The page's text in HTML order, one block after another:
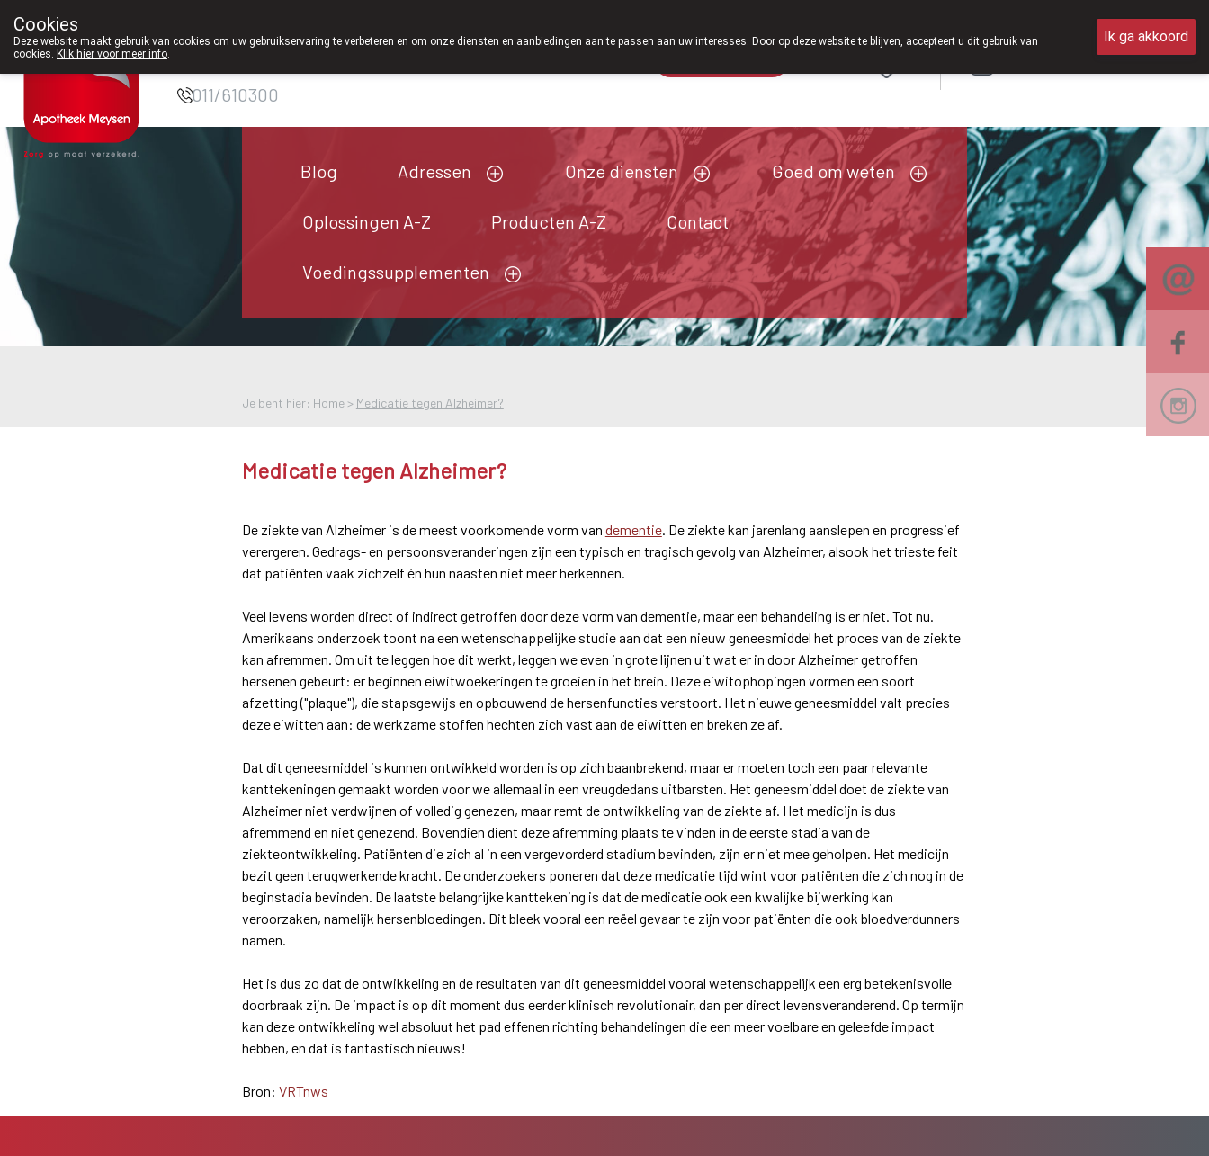
Apotheek Meysen
011/610300
Blog Adressen Onze diensten Goed om weten
Oplossingen A-Z Producten A-Z Contact
Voedingssupplementen
Je bent hier: Home > Medicatie tegen Alzheimer?
Medicatie tegen Alzheimer?
De ziekte van Alzheimer is de meest voorkomende vorm van dementie. De ziekte kan jarenlang aanslepen en progressief
verergeren. Gedrags- en persoonsveranderingen zijn een typisch en tragisch gevolg van Alzheimer, alsook het trieste feit
dat patiënten vaak zichzelf én hun naasten niet meer herkennen.
Veel levens worden direct of indirect getroffen door deze vorm van dementie, maar een behandeling is er niet. Tot nu.
Amerikaans onderzoek toont na een wetenschappelijke studie aan dat een nieuw geneesmiddel het proces van de ziekte
kan afremmen. Om uit te leggen hoe dit werkt, leggen we even in grote lijnen uit wat er in door Alzheimer getroffen
hersenen gebeurt: er beginnen eiwitwoekeringen te groeien in het brein. Deze eiwitophopingen vormen een soort
afzetting ("plaque"), die stapsgewijs en opbouwend de hersenfuncties verstoort. Het nieuwe geneesmiddel valt precies
deze eiwitten aan: de werkzame stoffen hechten zich vast aan de eiwitten en breken ze af.
Dat dit geneesmiddel is kunnen ontwikkeld worden is op zich baanbrekend, maar er moeten toch een paar relevante
kanttekeningen gemaakt worden voor we allemaal in een vreugdedans uitbarsten. Het geneesmiddel doet de ziekte van
Alzheimer niet verdwijnen of volledig genezen, maar remt de ontwikkeling van de ziekte af. Het medicijn is dus
afremmend en niet genezend. Bovendien dient deze afremming plaats te vinden in de eerste stadia van de
ziekteontwikkeling. Patiënten die zich al in een vergevorderd stadium bevinden, zijn er niet mee geholpen. Het medicijn
bezit geen terugwerkende kracht. De onderzoekers poneren dat deze medicatie tijd wint voor patiënten die zich nog in de
beginstadia bevinden. De laatste belangrijke kanttekening is dat de medicatie ook een kwalijke bijwerking kan
veroorzaken, namelijk hersenbloedingen. Dit bleek vooral een reëel gevaar te zijn voor patiënten die ook bloedverdunners
namen.
Het is dus zo dat de ontwikkeling en de resultaten van dit geneesmiddel vooral wetenschappelijk een erg betekenisvolle
doorbraak zijn. De impact is op dit moment dus eerder klinisch revolutionair, dan per direct levensveranderend. Op termijn
kan deze ontwikkeling wel absoluut het pad effenen richting behandelingen die een meer voelbare en geleefde impact
hebben, en dat is fantastisch nieuws!
Bron: VRTnws
Cookies
Deze website maakt gebruik van cookies om uw gebruikservaring te verbeteren en om onze diensten en aanbiedingen aan te passen aan uw interesses. Door op deze website te blijven, accepteert u dit gebruik van
cookies. Klik hier voor meer info.
Ik ga akkoord